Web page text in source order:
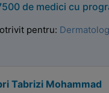
de medici cu
pentru:
Tabrizi Mohammad